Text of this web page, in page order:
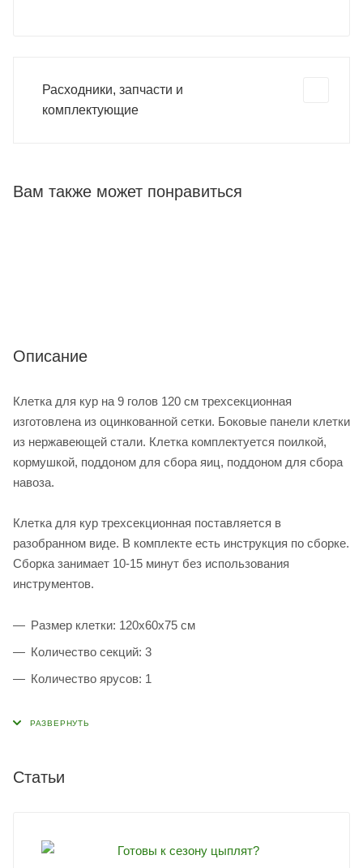
Расходники, запчасти и
комплектующие
Вам также может понравиться
Описание
Клетка для кур на 9 голов 120 см трехсекционная
изготовлена из оцинкованной сетки. Боковые панели клетки
из нержавеющей стали. Клетка комплектуется поилкой,
кормушкой, поддоном для сбора яиц, поддоном для сбора
навоза.
Клетка для кур трехсекционная поставляется в
разобранном виде. В комплекте есть инструкция по сборке.
Сборка занимает 10-15 минут без использования
инструментов.
Размер клетки: 120x60x75 см
Количество секций: 3
Количество ярусов: 1
Статьи